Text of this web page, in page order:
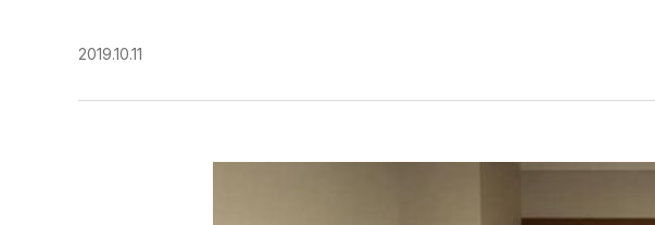
2019.10.11